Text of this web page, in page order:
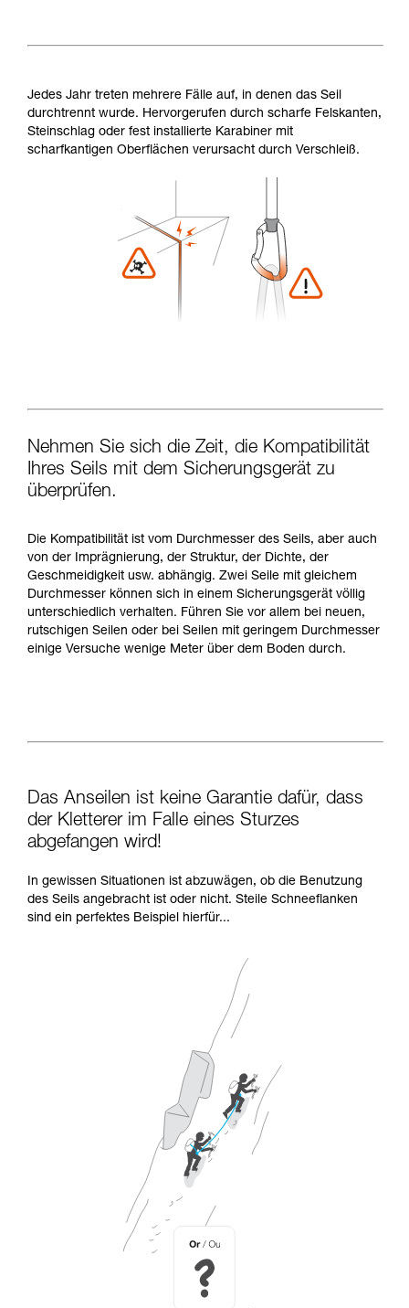
Jedes Jahr treten mehrere Fälle auf, in denen das Seil
durchtrennt wurde. Hervorgerufen durch scharfe Felskanten,
Steinschlag oder fest installierte Karabiner mit
scharfkantigen Oberflächen verursacht durch Verschleiß.
Nehmen Sie sich die Zeit, die Kompatibilität
Ihres Seils mit dem Sicherungsgerät zu
überprüfen.
Die Kompatibilität ist vom Durchmesser des Seils, aber auch
von der Imprägnierung, der Struktur, der Dichte, der
Geschmeidigkeit usw. abhängig. Zwei Seile mit gleichem
Durchmesser können sich in einem Sicherungsgerät völlig
unterschiedlich verhalten. Führen Sie vor allem bei neuen,
rutschigen Seilen oder bei Seilen mit geringem Durchmesser
einige Versuche wenige Meter über dem Boden durch.
Das Anseilen ist keine Garantie dafür, dass
der Kletterer im Falle eines Sturzes
abgefangen wird!
In gewissen Situationen ist abzuwägen, ob die Benutzung
des Seils angebracht ist oder nicht. Steile Schneeflanken
sind ein perfektes Beispiel hierfür...